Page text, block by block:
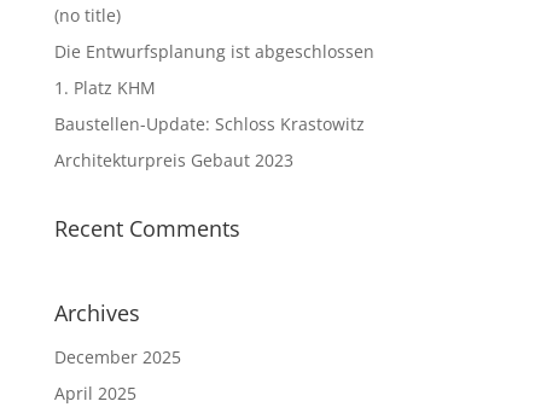
(no title)
Die Entwurfsplanung ist abgeschlossen
1. Platz KHM
Baustellen-Update: Schloss Krastowitz
Architekturpreis Gebaut 2023
Recent Comments
Archives
December 2025
April 2025